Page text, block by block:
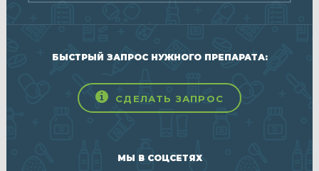
БЫСТРЫЙ ЗАПРОС НУЖНОГО ПРЕПАРАТА:
СДЕЛАТЬ ЗАПРОС
МЫ В СОЦСЕТЯХ